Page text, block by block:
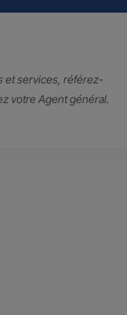
et services, référez-
votre Agent général.